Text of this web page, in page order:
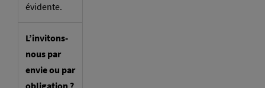
évidente.
L’invitons-
nous par
envie ou par